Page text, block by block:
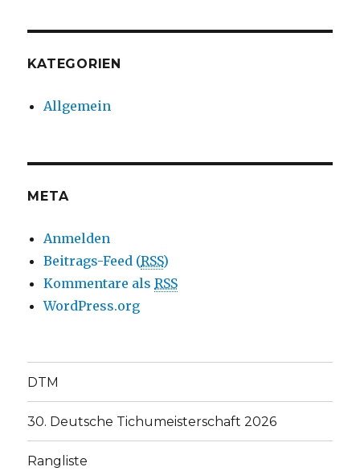
KATEGORIEN
Allgemein
META
Anmelden
Beitrags-Feed (RSS)
Kommentare alsRSS
WordPress.org
DTM
30. Deutsche Tichumeisterschaft 2026
Rangliste